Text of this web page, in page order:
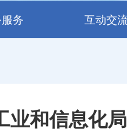
务 互动交
业和信息化